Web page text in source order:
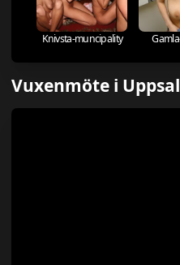
Knivsta-muncipality
Vuxenmöte i